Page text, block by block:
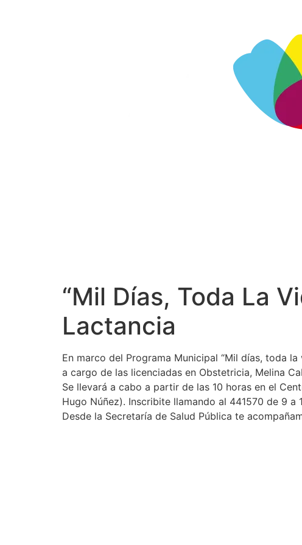
“Mil Días, Toda La
Lactancia
En marco del Programa Municipal “Mil días, toda
a cargo de las licenciadas en Obstetricia, Melina
Se llevará a cabo a partir de las 10 horas en el
Hugo Núñez). Inscribite llamando al 441570 de 9
Desde la Secretaría de Salud Pública te